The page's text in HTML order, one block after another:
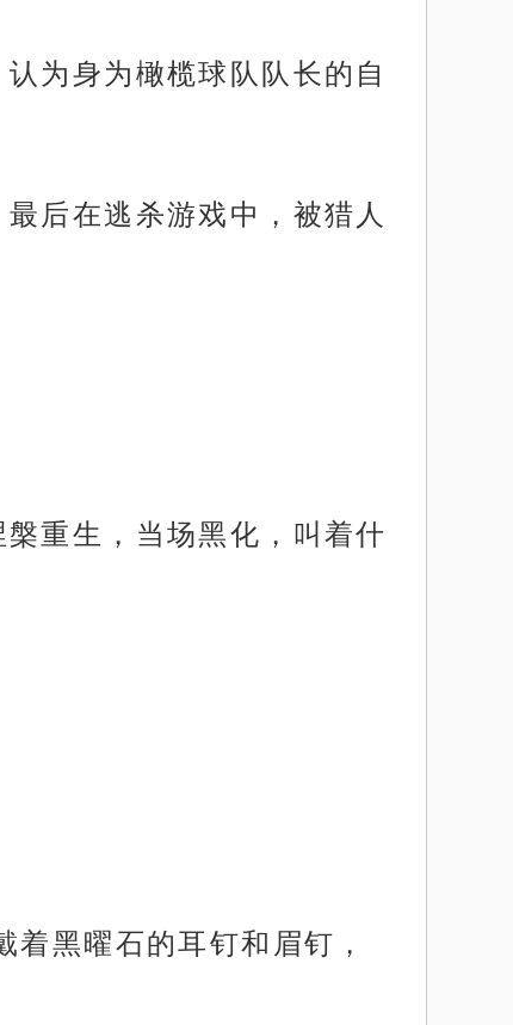
为身为橄榄球队队长的自
后在逃杀游戏中，被猎人
重生，当场黑化，叫着什
黑曜石的耳钉和眉钉，